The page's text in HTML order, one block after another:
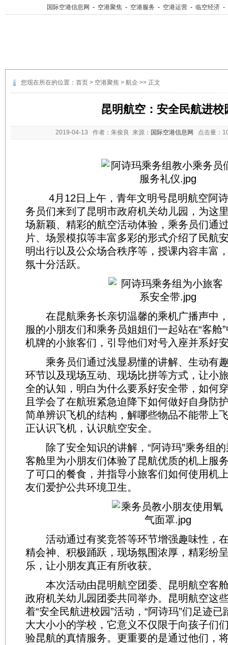
国际空港信息网 - 空港聚焦 - 空港服务 - 空港运营 - 临空经济 -
您现在所在的位置： 首页 > 空港聚焦 > 航企 >> 正文
昆明航空：安全民航进校
2019-04-13 作者：朱俊良 来源： 国际空港信息网 点击量：
4月12日上午，青年文明号昆明航空阿诗
务员们来到了昆明市政府机关幼儿园，为这
场新颖、精彩的航空活动体验，乘务员们通
片、场景模拟等丰富多彩的形式介绍了民航
明出行以及公众场合秩序等，授课内容丰富
氛十分活跃。
在昆航乘务长亲切温馨的乘机广播声中
服的小朋友们和乘务员姐姐们一起站在“客舱
机牌的小旅客们，引导他们对号入座并系好
乘务员们通过浅显易懂的讲解、生动有
环节以及现场互动、现场比拼等方式，让小
全的认知，明白为什么要系好安全带，如何
且学会了在航班紧急迫降下如何做好自身防
简单辨识飞机的结构，解哪些物品不能带上
正认识飞机，认识航空安全。
除了安全知识的讲解，“阿诗玛”乘务组的
客舱里为小朋友们体验了昆航优质的机上服
了可口的餐食，并指导小旅客们如何使用机
友们爱护公共环境卫生。
活动通过有奖竞答等环节增强趣味性，
精会神、积极踊跃，现场氛围浓厚，精彩纷
乐，让小朋友真正有所收获。
本次活动由昆明航空团委、昆明航空客
政府机关幼儿园团委共同举办。昆明航空这
着“安全民航进校园”活动，“阿诗玛”们足迹
大大小小的学校，它意义不仅限于向孩子们
验昆航的真情服务。更重要的是通过他们，